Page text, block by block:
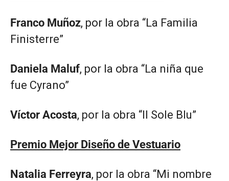
Franco Muñoz, por la obra “La Familia
Finisterre”
Daniela Maluf, por la obra “La niña que
fue Cyrano”
Víctor Acosta, por la obra “Il Sole Blu”
Premio Mejor Diseño de Vestuario
Natalia Ferreyra, por la obra “Mi nombre